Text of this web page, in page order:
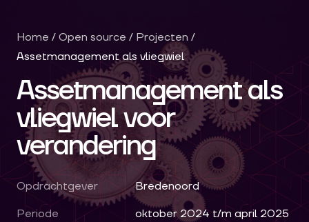
Home / Open source / Projecten /
Assetmanagement als vliegwiel
Assetmanagement als
vliegwiel voor
verandering
Opdrachtgever
Bredenoord
Periode
oktober 2024 t/m april 2025